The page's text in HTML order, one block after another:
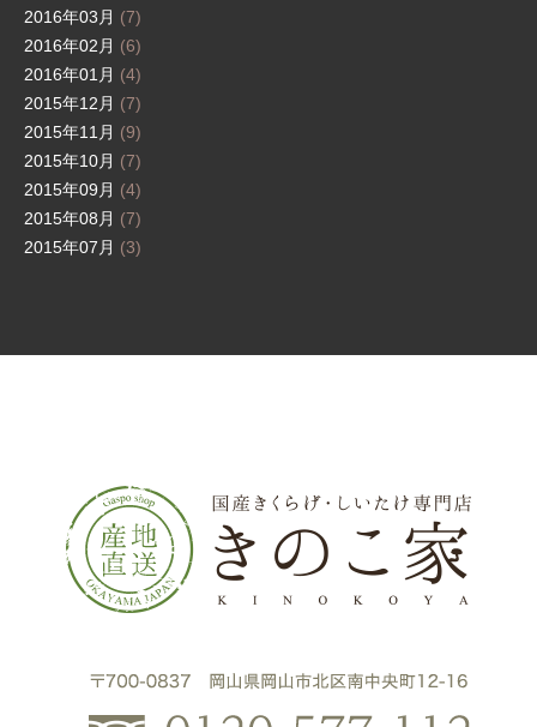
2016年03月 (7)
2016年02月 (6)
2016年01月 (4)
2015年12月 (7)
2015年11月 (9)
2015年10月 (7)
2015年09月 (4)
2015年08月 (7)
2015年07月 (3)